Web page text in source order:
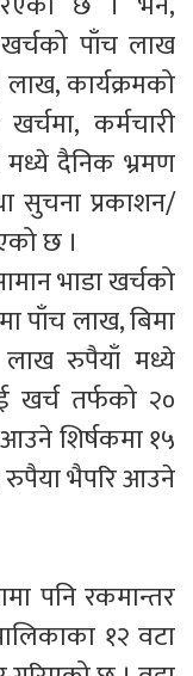
खर्चको पाँच लाख
कार्यक्रमको
कर्मचारी
दैनिक भ्रमण
सुचना प्रकाशन/
छ ।
भाडा खर्चको
पाँच लाख, बिमा
रुपैयाँ मध्ये
खर्च तर्फको २०
शिर्षकमा १५
रुपैया भैपरि आउने
पनि रकमान्तर
१२ वटा